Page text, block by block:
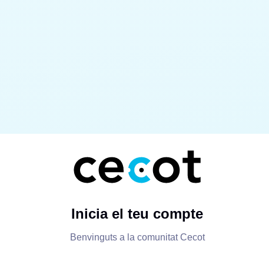
Inicia el teu compte
Benvinguts a la comunitat Cecot